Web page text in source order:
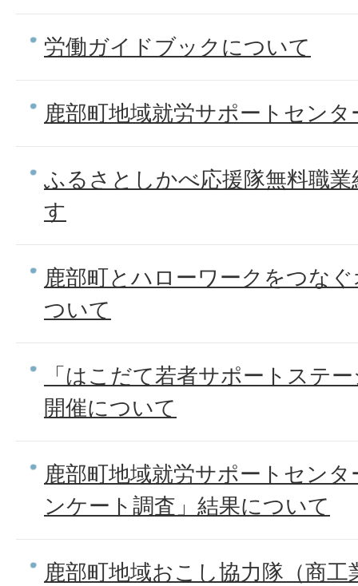
労働ガイドブックについて
鹿部町地域就労サポートセン
ふるさとしかべ応援隊無料職
す
鹿部町とハローワークをつな
ついて
「はこだて若者サポートステ
開催について
鹿部町地域就労サポートセン
ンケート調査」結果について
鹿部町地域おこし協力隊（商